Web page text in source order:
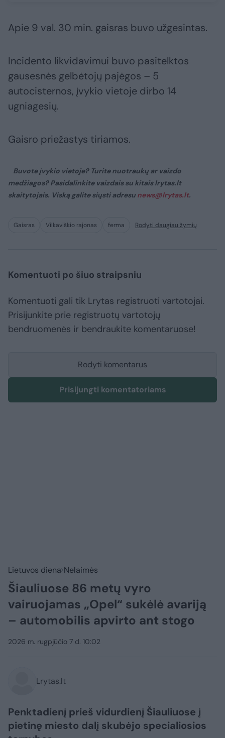
Apie 9 val. 30 min. gaisras buvo užgesintas.
Incidento likvidavimui buvo pasitelktos
gausesnės gelbėtojų pajėgos – 5
autocisternos, įvykio vietoje dirbo 14
ugniagesių.
Gaisro priežastys tiriamos.
Buvote įvykio vietoje? Turite nuotraukų ar vaizdo
medžiagos? Pasidalinkite vaizdais su kitais lrytas.lt
skaitytojais. Viską galite siųsti adresu news@lrytas.lt.
Gaisras Vilkaviškio rajonas ferma Rodyti daugiau žymių
Komentuoti po šiuo straipsniu
Komentuoti gali tik Lrytas registruoti vartotojai.
Prisijunkite prie registruotų vartotojų
bendruomenės ir bendraukite komentaruose!
Rodyti komentarus
Prisijungti komentatoriams
Lietuvos diena Nelaimės
Šiauliuose 86 metų vyro
vairuojamas „Opel“ sukėlė avariją
– automobilis apvirto ant stogo
2026 m. rugpjūčio 7 d. 10:02
Lrytas.lt
Penktadienį prieš vidurdienį Šiauliuose į
pietinę miesto dalį skubėjo specialiosios